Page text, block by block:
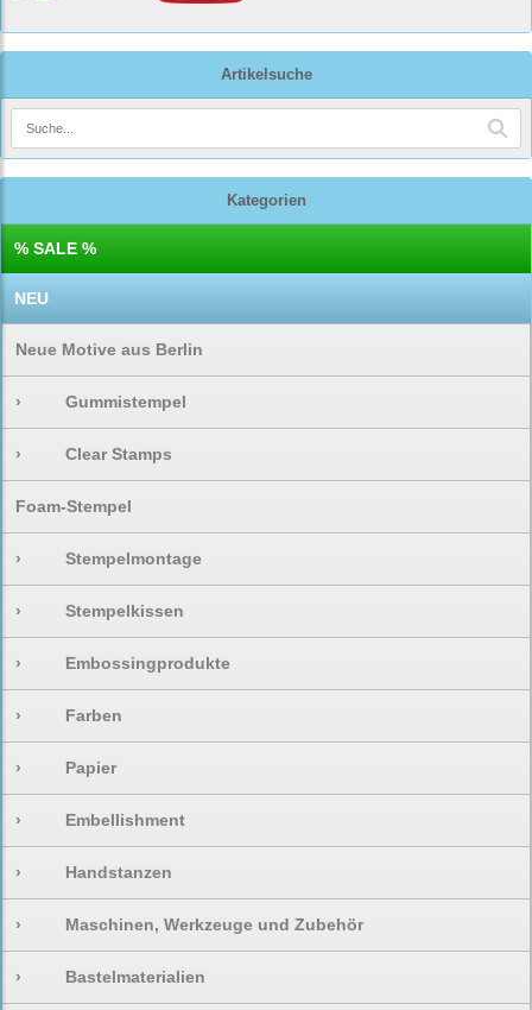
Artikelsuche
Kategorien
% SALE %
NEU
Neue Motive aus Berlin
› Gummistempel
› Clear Stamps
Foam-Stempel
› Stempelmontage
› Stempelkissen
› Embossingprodukte
› Farben
› Papier
› Embellishment
› Handstanzen
› Maschinen, Werkzeuge und Zubehör
› Bastelmaterialien